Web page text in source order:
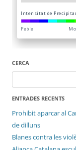
CERCA
ENTRADES RECENTS
Prohibit aparcar al
de dilluns
Blanes contra les